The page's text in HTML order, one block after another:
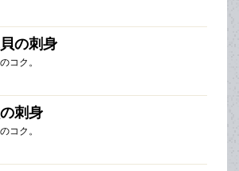
の刺身
コク。
刺身
コク。